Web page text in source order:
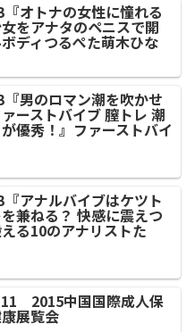
オトナの女性に憧れる
をアナタのペニスで開
ディつるぺた萌木ひな
『男のロマン潮を吹かせ
ーストバイブ 膣トレ 潮
優秀！』ファーストバイ
アナルバイブはケツト
兼ねる？ 快感に震えつ
る10のアナリストた
2015中国国際成人保
展覧会